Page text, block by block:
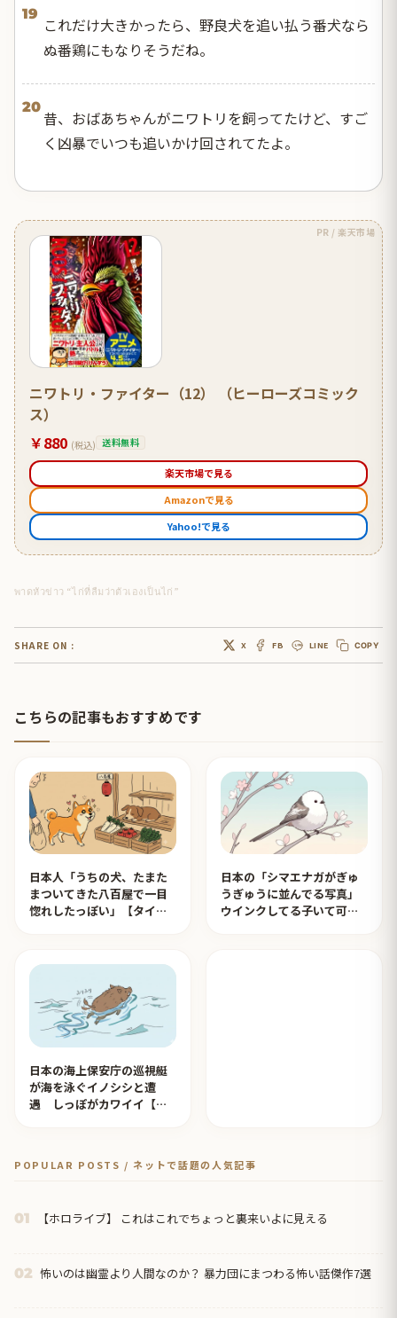
19
これだけ大きかったら、野良犬を追い払う番犬なら
ぬ番鶏にもなりそうだね。
20
昔、おばあちゃんがニワトリを飼ってたけど、すご
く凶暴でいつも追いかけ回されてたよ。
PR / 楽天市場
ニワトリ・ファイター（12） （ヒーローズコミック
ス）
￥880 (税込) 送料無料
楽天市場で見る
Amazonで見る
Yahoo!で見る
พาดหัวข่าว “ไก่ที่ลืมว่าตัวเองเป็นไก่”
SHARE ON : X FB LINE COPY
こちらの記事もおすすめです
日本人「うちの犬、たまた
まついてきた八百屋で一目
惚れしたっぽい」【タイ人
日本の「シマエナガがぎゅ
うぎゅうに並んでる写真」
ウインクしてる子いて可愛
日本の海上保安庁の巡視艇
が海を泳ぐイノシシと遭
遇 しっぽがカワイイ【タ
POPULAR POSTS / ネットで話題の人気記事
01 【ホロライブ】 これはこれでちょっと裏来いよに見える
02 怖いのは幽霊より人間なのか？ 暴力団にまつわる怖い話傑作7選